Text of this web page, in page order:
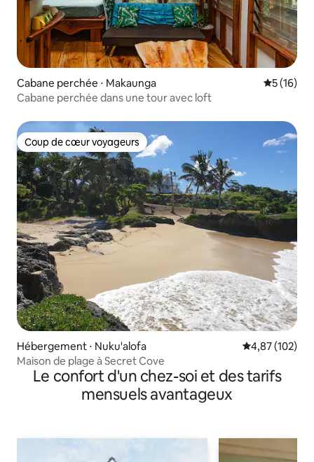
Cabane perchée ⋅ Makaunga
5 (16)
Cabane perchée dans une tour avec loft
Coup de cœur voyageurs
Coup de cœur voyageurs
Hébergement ⋅ Nuku'alofa Évaluation
4,87 (102)
Maison de plage à Secret Cove
Le confort d'un chez-soi et des tarifs
mensuels avantageux